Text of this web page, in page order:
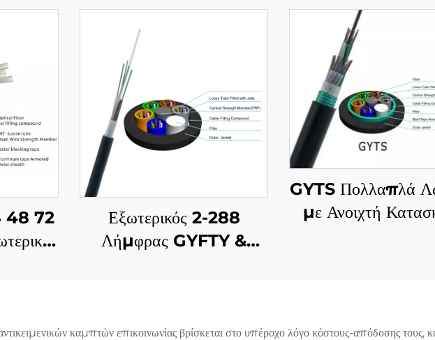
48 72
Εξωτερικός 2-288
Λήμφρας GYFTY &
GYTS Πολλαπλά
με Ανοιχτή
καμπτών επικοινωνίας βρίσκεται στο υπέροχο λόγο κόστους-απόδοσης τους,